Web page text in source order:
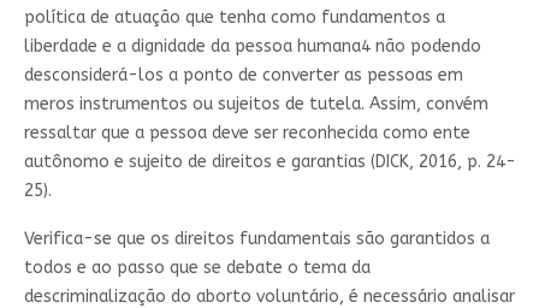
política de atuação que tenha como fundamentos a
liberdade e a dignidade da pessoa humana4 não podendo
desconsiderá-los a ponto de converter as pessoas em
meros instrumentos ou sujeitos de tutela. Assim, convém
ressaltar que a pessoa deve ser reconhecida como ente
autônomo e sujeito de direitos e garantias (DICK, 2016, p. 24-
25).
Verifica-se que os direitos fundamentais são garantidos a
todos e ao passo que se debate o tema da
descriminalização do aborto voluntário, é necessário analisar